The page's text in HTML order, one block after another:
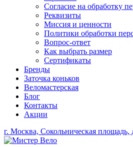
Согласие на обработку
Реквизиты
Миссия и ценности
Политики обработки
Вопрос-ответ
Как выбрать размер
Сертификаты
Бренды
Заточка коньков
Веломастерская
Блог
Контакты
Акции
г. Москва, Сокольническая площадь,